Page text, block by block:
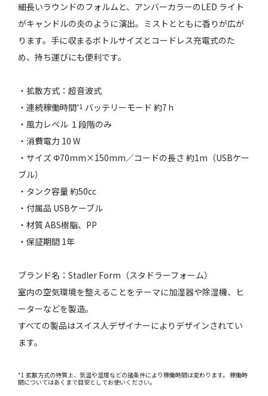
細長いラウンドのフォルムと、アンバーカラーのLED ライト
がキャンドルの炎のように演出。ミストとともに香りが広が
ります。手に収まるボトルサイズとコードレス充電式のた
め、持ち運びにも便利です。
・拡散方式：超音波式
・連続稼働時間*1 バッテリーモード 約7ｈ
・風力レベル １段階のみ
・消費電力 10 W
・サイズ Φ70mm×150mm／コードの長さ 約1m（USBケー
ブル）
・タンク容量 約50cc
・付属品 USBケーブル
・材質 ABS樹脂、PP
・保証期間 1年
ブランド名：Stadler Form（スタドラーフォーム）
室内の空気環境を整えることをテーマに加湿器や除湿機、ヒ
ーターなどを製造。
すべての製品はスイス人デザイナーによりデザインされてい
ます。
*1 拡散方式の特質上、気温や湿度などの諸条件により稼働時間は変わります。 稼働時
間についてはあくまで目安としてお使いください。